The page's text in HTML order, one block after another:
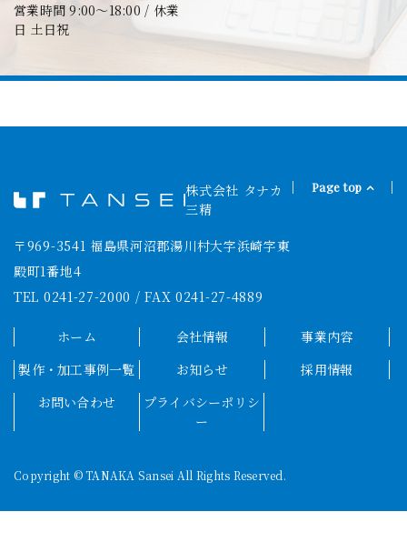
営業時間 9:00〜18:00 / 休業
日 土日祝
タナカ
株式会社 タナカ
三精
〒969-3541 福島県河沼郡湯川村大字浜崎字東
殿町1番地4
TEL 0241-27-2000 / FAX 0241-27-4889
Page top
ホーム 会社情報
事業内容
製作・加工事例一覧
お知らせ
採用情報
お問い合わせ
プライバシーポリシ
ー
Copyright © TANAKA Sansei All Rights Reserved.